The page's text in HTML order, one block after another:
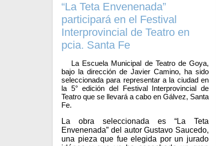
“La Teta Envenenada”
participará en el Festival
Interprovincial de Teatro en
pcia. Santa Fe
La Escuela Municipal de Teatro de Goya,
bajo la dirección de Javier Camino, ha sido
seleccionada para representar a la ciudad en
la 5° edición del Festival Interprovincial de
Teatro que se llevará a cabo en Gálvez, Santa
Fe.
La obra seleccionada es “La Teta
Envenenada” del autor Gustavo Saucedo,
una pieza que fue elegida por un jurado